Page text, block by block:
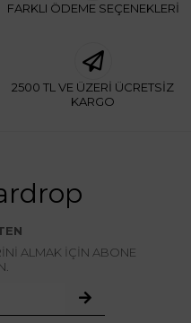
FARKLI ÖDEME SEÇENEKLERİ
2500 TL VE ÜZERİ ÜCRETSİZ
KARGO
ALMAK İÇİN ABONE